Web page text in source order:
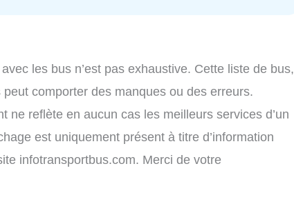
les bus n’est pas exhaustive. Cette liste de bus,
comporter des manques ou des erreurs.
ne reflète en aucun cas les meilleurs services d’un
est uniquement présent à titre d’information
infotransportbus.com. Merci de votre